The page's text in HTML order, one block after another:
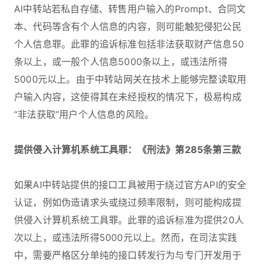
AI中转站若私自存储、转售用户输入的Prompt、合同文
本、代码等含有个人信息的内容，则可能触犯侵犯公民
个人信息罪。此罪的追诉标准包括非法获取财产信息50
条以上，或一般个人信息5000条以上，或违法所得
5000元以上。由于中转站网关在技术上能够完整读取用
户输入内容，这使得其在未经授权的情况下，极易构成
“非法获取”用户个人信息的风险。
提供侵入计算机系统工具罪：《刑法》第285条第三款
如果AI中转站提供的接口工具被用于绕过官方API的安全
认证，例如伪造请求头或绕过频率限制，则可能构成提
供侵入计算机系统工具罪。此罪的追诉标准为提供20人
次以上，或违法所得5000元以上。然而，在司法实践
中，需要严格区分单纯的接口转发行为与专门开发用于